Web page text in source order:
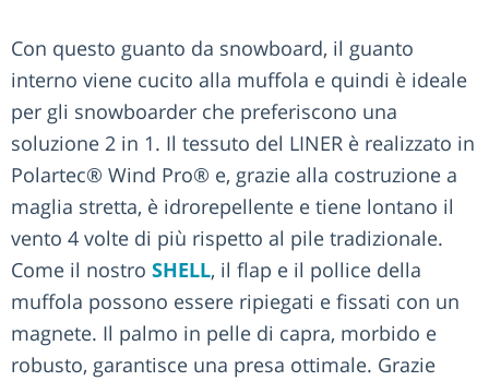
Con questo guanto da snowboard, il guanto
interno viene cucito alla muffola e quindi è ideale
per gli snowboarder che preferiscono una
soluzione 2 in 1. Il tessuto del LINER è realizzato in
Polartec® Wind Pro® e, grazie alla costruzione a
maglia stretta, è idrorepellente e tiene lontano il
vento 4 volte di più rispetto al pile tradizionale.
Come il nostro SHELL, il flap e il pollice della
muffola possono essere ripiegati e fissati con un
magnete. Il palmo in pelle di capra, morbido e
robusto, garantisce una presa ottimale. Grazie